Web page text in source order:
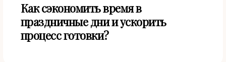
Как сэкономить время в
праздничные днии ускорить
процесс готовки?